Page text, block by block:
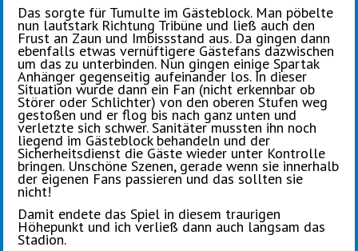
Das sorgte für Tumulte im Gästeblock. Man pöbelte
nun lautstark Richtung Tribüne und ließ auch den
Frust an Zaun und Imbissstand aus. Da gingen dann
ebenfalls etwas vernüftigere Gästefans dazwischen
um das zu unterbinden. Nun gingen einige Spartak
Anhänger gegenseitig aufeinander los. In dieser
Situation wurde dann ein Fan (nicht erkennbar ob
Störer oder Schlichter) von den oberen Stufen weg
gestoßen und er flog bis nach ganz unten und
verletzte sich schwer. Sanitäter mussten ihn noch
liegend im Gästeblock behandeln und der
Sicherheitsdienst die Gäste wieder unter Kontrolle
bringen. Unschöne Szenen, gerade wenn sie innerhalb
der eigenen Fans passieren und das sollten sie
nicht!
Damit endete das Spiel in diesem traurigen
Höhepunkt und ich verließ dann auch langsam das
Stadion.